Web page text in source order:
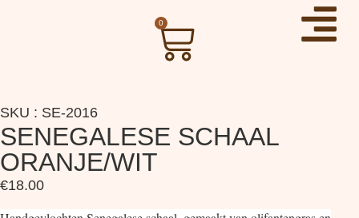
0
SKU : SE-2016
SENEGALESE SCHAAL
ORANJE/WIT
€18.00